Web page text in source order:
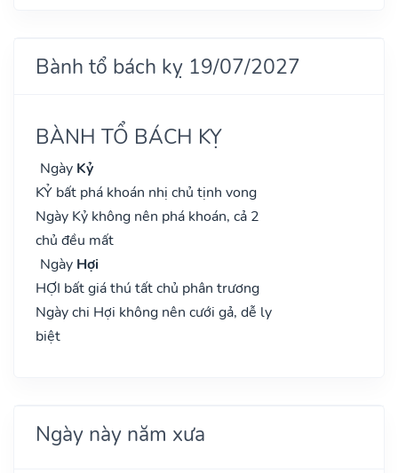
Bành tổ bách kỵ 19/07/2027
BÀNH TỔ BÁCH KỴ
Ngày Kỷ
KỶ bất phá khoán nhị chủ tịnh vong
Ngày Kỷ không nên phá khoán, cả 2
chủ đều mất
Ngày Hợi
HỢI bất giá thú tất chủ phân trương
Ngày chi Hợi không nên cưới gả, dễ ly
biệt
Ngày này năm xưa